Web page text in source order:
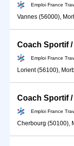
Emploi France
Vannes (56000),
Coach Sportif
Emploi France
Lorient (56100),
Emploi France
Cherbourg (50100),